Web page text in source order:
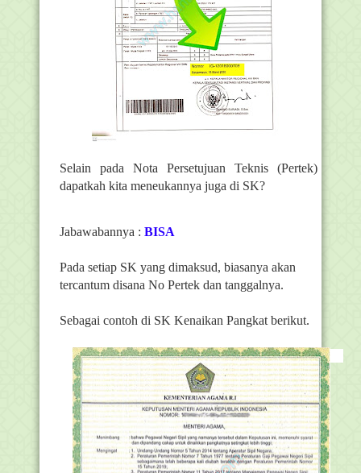
Selain pada Nota Persetujuan Teknis (Pertek)
dapatkah kita meneukannya juga di SK?
Jabawabannya : BISA
Pada setiap SK yang dimaksud, biasanya akan
tercantum disana No Pertek dan tanggalnya.
Sebagai contoh di SK Kenaikan Pangkat berikut.